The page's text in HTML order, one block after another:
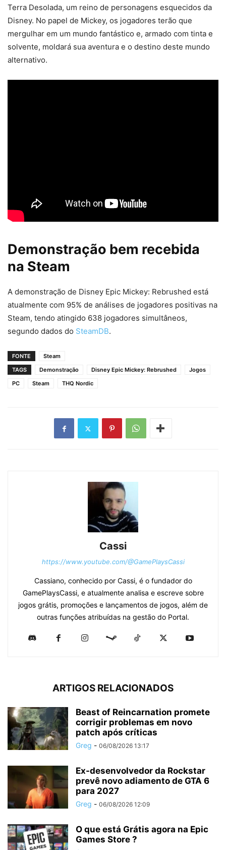
Terra Desolada, um reino de personagens esquecidos da
Disney. No papel de Mickey, os jogadores terão que
mergulhar em um mundo fantástico e, armado com tinta e
solvente, moldará sua aventura e o destino deste mundo
alternativo.
Demonstração bem recebida
na Steam
A demonstração de Disney Epic Mickey: Rebrushed está
atualmente com 95% de análises de jogadores positivas na
Steam, tendo atingido 638 jogadores simultâneos,
segundo dados do SteamDB.
FONTE
Steam
TAGS
Demonstração Disney Epic Mickey: Rebrushed
Jogos
PC
Steam THQ Nordic
Cassi
https://www.youtube.com/@GamePlaysCassi
Cassiano, conhecido por Cassi, é o fundador do
GamePlaysCassi, e atualmente analisa e escreve sobre
jogos grátis, promoções e lançamentos de jogos, além de
outras funções atribuídas na gestão do Portal.
ARTIGOS RELACIONADOS
Beast of Reincarnation promete
corrigir problemas em novo
patch após críticas
Greg - 06/08/2026 13:17
Ex-desenvolvedor da Rockstar
prevê novo adiamento de GTA 6
para 2027
Greg - 06/08/2026 12:09
O que está Grátis agora na Epic
Games Store ?